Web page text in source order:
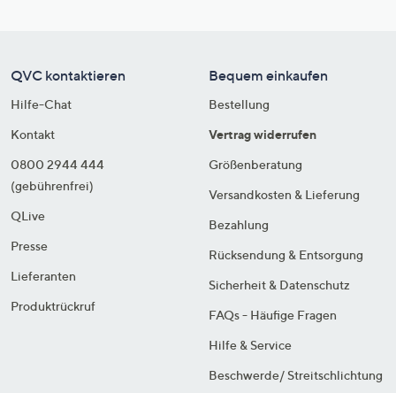
QVC kontaktieren
Hilfe-Chat
Kontakt
0800 2944 444
(gebührenfrei)
QLive
Presse
Lieferanten
Produktrückruf
Bequem einkaufen
Bestellung
Vertrag widerrufen
Größenberatung
Versandkosten & Lieferung
Bezahlung
Rücksendung & Entsorgung
Sicherheit & Datenschutz
FAQs - Häufige Fragen
Hilfe & Service
Beschwerde/ Streitschlichtung